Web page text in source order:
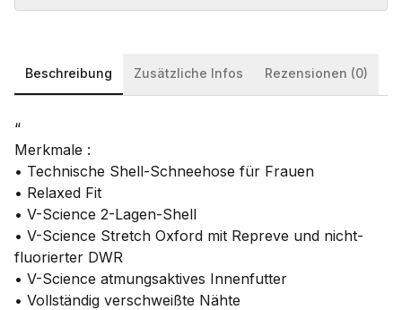
Beschreibung Zusätzliche Infos Rezensionen (0)
“
Merkmale :
• Technische Shell-Schneehose für Frauen
• Relaxed Fit
• V-Science 2-Lagen-Shell
• V-Science Stretch Oxford mit Repreve und nicht-
fluorierter DWR
• V-Science atmungsaktives Innenfutter
• Vollständig verschweißte Nähte